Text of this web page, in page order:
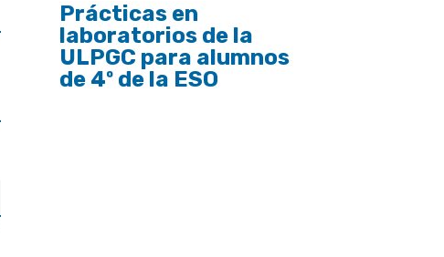
Prácticas en
laboratorios de la
ULPGC para alumnos
de 4º de la ESO